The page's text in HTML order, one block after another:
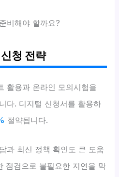
비해야 할까요?
청 전략
활용과 온라인 모의시험을
다. 디지털 신청서를 활용하
절약됩니다.
과 최신 정책 확인도 큰 도움
점검으로 불필요한 지연을 막